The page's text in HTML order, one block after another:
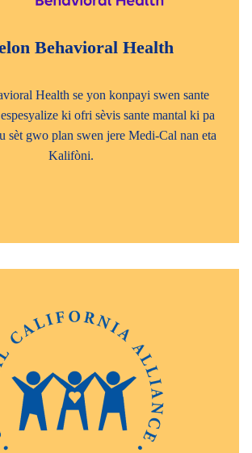
Behavioral Health
Health se yon konpayi swen sante
ki ofri sèvis sante mantal ki pa
sèt gwo plan swen jere Medi-Cal nan eta
Kalifòni.